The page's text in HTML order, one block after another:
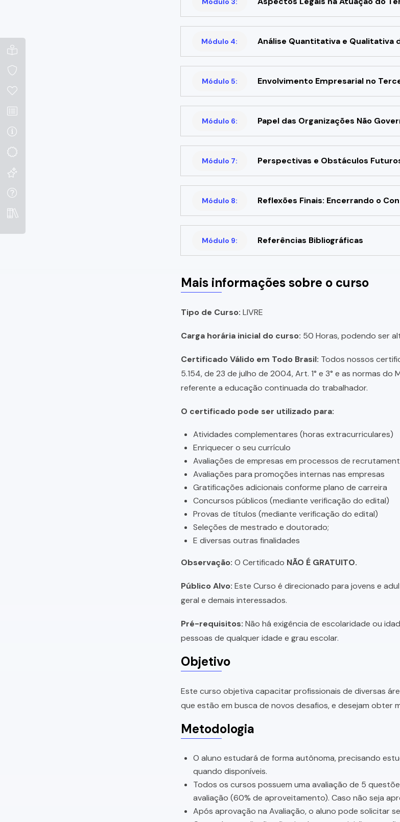
Módulo 4: Análise Quantitativa e Qualitativa
Módulo 5: Envolvimento Empresarial no
Módulo 6: Papel das Organizações Não
Módulo 7: Perspectivas e Obstáculos
Módulo 8: Reflexões Finais: Encerrando o
Módulo 9: Referências Bibliográficas
Mais informações sobre o curso
Tipo de Curso: LIVRE
Carga horária inicial do curso: 50 Horas, podendo ser
Certificado Válido em Todo Brasil: Todos nossos
5.154, de 23 de julho de 2004, Art. 1° e 3° e as normas do
referente a educação continuada do trabalhador.
O certificado pode ser utilizado para:
Atividades complementares (horas extracurriculares)
Enriquecer o seu currículo
Avaliações de empresas em processos de
Avaliações para promoções internas nas empresas
Gratificações adicionais conforme plano de carreira
Concursos públicos (mediante verificação do edital)
Provas de títulos (mediante verificação do edital)
Seleções de mestrado e doutorado;
E diversas outras finalidades
Observação: O Certificado NÃO É GRATUITO.
Público Alvo: Este Curso é direcionado para jovens e
geral e demais interessados.
Pré-requisitos: Não há exigência de escolaridade ou
pessoas de qualquer idade e grau escolar.
Objetivo
Este curso objetiva capacitar profissionais de diversas
que estão em busca de novos desafios, e desejam obter
Metodologia
O aluno estudará de forma autônoma, precisando
quando disponíveis.
Todos os cursos possuem uma avaliação de 5
avaliação (60% de aproveitamento). Caso não seja
Após aprovação na Avaliação, o aluno pode solicitar